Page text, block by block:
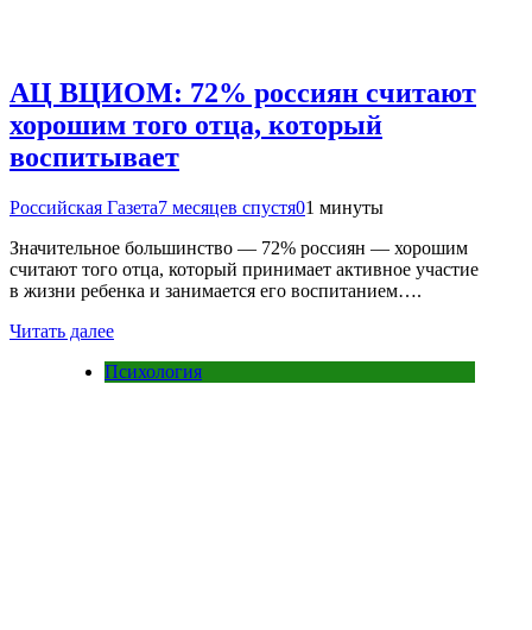
АЦ ВЦИОМ: 72% россиян считают
хорошим того отца, который
воспитывает
Российская Газета7 месяцев спустя01 минуты
Значительное большинство — 72% россиян — хорошим
считают того отца, который принимает активное участие
в жизни ребенка и занимается его воспитанием….
Читать далее
Психология